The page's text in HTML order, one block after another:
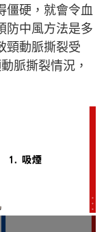
僵硬，就會令血
防中風方法是多
頸動脈撕裂受
脈撕裂情況，